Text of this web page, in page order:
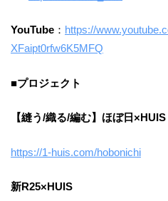
YouTube ： https://
XFaipt0rfw6K5MFQ
■プロジェクト
【縫う/織る/編む】ほぼ日×HUIS
https://1-huis.com/hobonichi
新R25×HUIS